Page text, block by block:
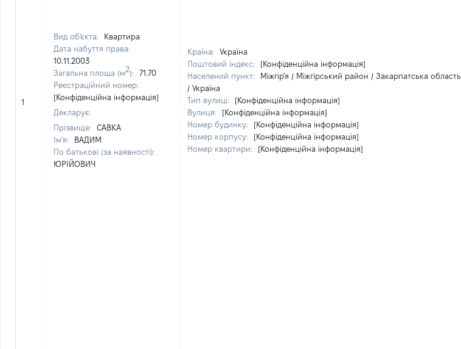
1
Вид об'єкта:
Квартира
Дата набуття права:
10.11.2003
Загальна площа (м2):
71.70
Реєстраційний номер:
[Конфіденційна інформація]
Декларує:
Прізвище:
САВКА
Ім'я:
ВАДИМ
По батькові (за наявності):
ЮРІЙОВИЧ
Країна:
Україна
Поштовий індекс:
[Конфіденційна інформація]
Населений пункт:
Міжгір'я / Міжгірський район / Закарпатська область
/ Україна
Тип вулиці:
[Конфіденційна інформація]
Вулиця:
[Конфіденційна інформація]
Номер будинку:
[Конфіденційна інформація]
Номер корпусу:
[Конфіденційна інформація]
Номер квартири:
[Конфіденційна інформація]